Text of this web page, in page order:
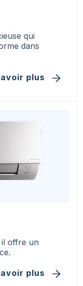
qui
dans
plus
il offre un
plus